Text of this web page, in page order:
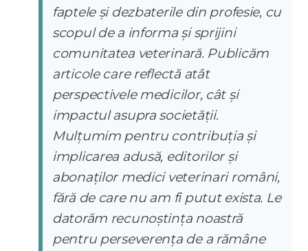
faptele și dezbaterile din profesie, cu
scopul de a informa și sprijini
comunitatea veterinară. Publicăm
articole care reflectă atât
perspectivele medicilor, cât și
impactul asupra societății.
Mulțumim pentru contribuția și
implicarea adusă, editorilor și
abonaților medici veterinari români,
fără de care nu am fi putut exista. Le
datorăm recunoștința noastră
pentru perseverența de a rămâne